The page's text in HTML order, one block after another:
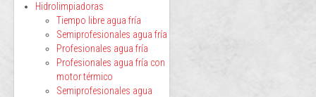
Hidrolimpiadoras
Tiempo libre agua fría
Semiprofesionales agua fría
Profesionales agua fría
Profesionales agua fría con
motor térmico
Semiprofesionales agua